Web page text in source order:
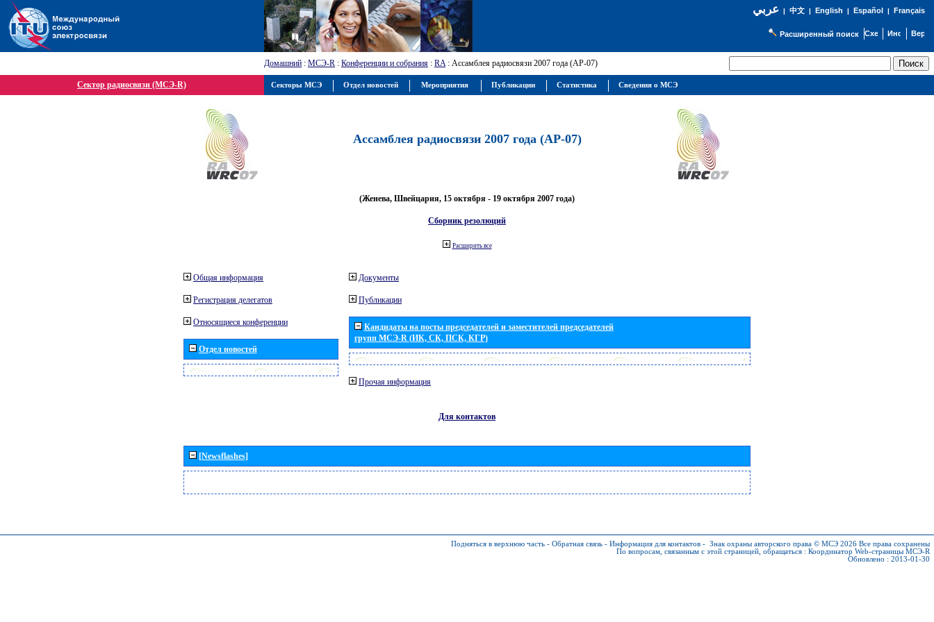
عربي| 中文| English | Español | Français
Расширенный поиск
Домашний : МСЭ-R : Конференции и собрания : RA: Ассамблея радиосвязи 2007 года (АР-07)
Сектор радиосвязи (МСЭ-R)
Ассамблея радиосвязи 2007 года (АР-07)
(Женева, Швейцария, 15 октября - 19 октября 2007 года)
Сборник резолюций
Расширить все
Общая информация
Регистрация делегатов
Относящиеся конференции
Отдел новостей
Документы
Публикации
Кандидаты на посты председателей и заместителей председателей
групп МСЭ-R (ИК, СК, ПСК, КГР)
Прочая информация
Для контактов
[Newsflashes]
Подняться в верхнюю часть - Обратная связь - Информация для контактов - Знак охраны авторского права © МСЭ 2026 Все права сохранены
По вопросам, связанным с этой страницей, обращаться : Координатор Web-страницы МСЭ-R
Обновлено : 2013-01-30
Секторы МСЭ Отдел новостей Мероприятия Публикации Статистика Сведения о МСЭ